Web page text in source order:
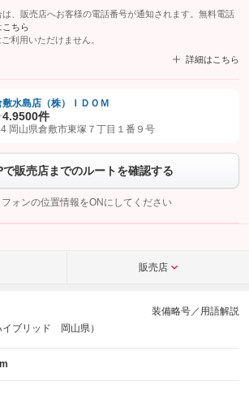
、販売店へお客様の電話番号が通知されます。無料電話
こちら
利用いただけません。
詳細はこちら
ーネットを友だち追加してから「許可する」ボタンを押
ボタンをタップして問い合わせを
さい。
こちら
敷水島店（株）ＩＤＯＭ
4.9500件
岡山県倉敷市東塚７丁目１番９号
で販売店までのルートを確認する
ォンの位置情報をONにしてください
販売店
イブリッド 岡山県）
装備略号／用語解説